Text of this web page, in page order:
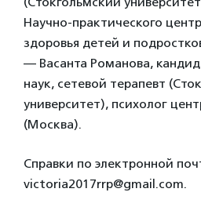
Научно-практического
здоровья детей и
— Васанта Романова,
наук, сетевой терапевт
университет), психолог
(Москва).
Справки по электронной
victoria2017rrp@gmail.com.